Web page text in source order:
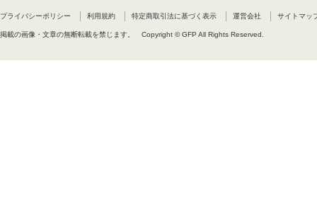
プライバシーポリシー 利用規約 特定商取引法に基づく表示 運営会社 サイトマッ
掲載の画像・文章の無断転載を禁じます。 Copyright © GFP All Rights Reserved.